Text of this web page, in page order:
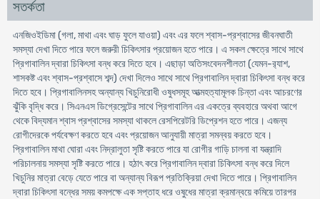
সতর্কতা
এনজিওইডিমা (গলা, মাথা এবং ঘাড় ফুলে যাওয়া) এবং এর ফলে শ্বাস-প্রশ্বাসের জীবনঘাতী
সমস্যা দেখা দিতে পারে ফলে জরুরী চিকিৎসার প্রয়োজন হতে পারে। এ সকল ক্ষেত্রে সাথে সাথে
প্রিগাবালিন দ্বারা চিকিৎসা বন্ধ করে দিতে হবে। এছাড়া অতিসংবেদনশীলতা (যেমন-র‍্যাশ,
শাসকষ্ট এবং শ্বাস-প্রশ্বাসে শব্দ) দেখা দিলেও সাথে সাথে প্রিগাবালিন দ্বারা চিকিৎসা বন্ধ করে
দিতে হবে। প্রিগাবালিনসহ অন্যান্য খিচুনিরোধী ওষুধসমূহ আত্মহত্যামূলক চিন্তা এবং আচরণের
ঝুঁকি বৃদ্ধি করে। সিএনএস ডিগ্রেসেন্টের সাথে প্রিগাবালিন এর একত্রে ব্যবহারে অথবা আগে
থেকে বিদ্যমান শ্বাস প্রশ্বাসের সমস্যা থাকলে রেসপিরেটরি ডিপ্রেশন হতে পারে। এজন্য
রোগীদেরকে পর্যবেক্ষণ করতে হবে এবং প্রয়োজন আনুযায়ী মাত্রা সমন্বয় করতে হবে।
প্রিগাবালিন মাথা ঘোরা এবং নিদ্রালুতা সৃষ্টি করতে পারে যা রোগীর গাড়ি চালনা বা যন্ত্রাদি
পরিচালনায় সমস্যা সৃষ্টি করতে পারে। হঠাৎ করে প্রিগাবালিন দ্বারা চিকিৎসা বন্ধ করে দিলে
খিচুনির মাত্রা বেড়ে যেতে পারে বা অন্যান্য বিরূপ প্রতিক্রিয়া দেখা দিতে পারে। প্রিগাবালিন
দ্বারা চিকিৎসা বন্ধের সময় কমপক্ষে এক সপ্তাহ ধরে ওষুধের মাত্রা ক্রমান্বয়ে কমিয়ে তারপর